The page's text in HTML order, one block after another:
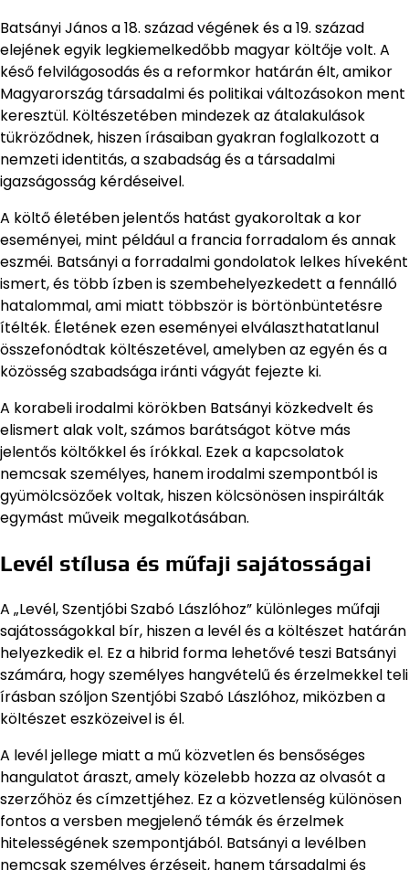
Batsányi János a 18. század végének és a 19. század
elejének egyik legkiemelkedőbb magyar költője volt. A
késő felvilágosodás és a reformkor határán élt, amikor
Magyarország társadalmi és politikai változásokon ment
keresztül. Költészetében mindezek az átalakulások
tükröződnek, hiszen írásaiban gyakran foglalkozott a
nemzeti identitás, a szabadság és a társadalmi
igazságosság kérdéseivel.
A költő életében jelentős hatást gyakoroltak a kor
eseményei, mint például a francia forradalom és annak
eszméi. Batsányi a forradalmi gondolatok lelkes híveként
ismert, és több ízben is szembehelyezkedett a fennálló
hatalommal, ami miatt többször is börtönbüntetésre
ítélték. Életének ezen eseményei elválaszthatatlanul
összefonódtak költészetével, amelyben az egyén és a
közösség szabadsága iránti vágyát fejezte ki.
A korabeli irodalmi körökben Batsányi közkedvelt és
elismert alak volt, számos barátságot kötve más
jelentős költőkkel és írókkal. Ezek a kapcsolatok
nemcsak személyes, hanem irodalmi szempontból is
gyümölcsözőek voltak, hiszen kölcsönösen inspirálták
egymást műveik megalkotásában.
Levél stílusa és műfaji sajátosságai
A „Levél, Szentjóbi Szabó Lászlóhoz” különleges műfaji
sajátosságokkal bír, hiszen a levél és a költészet határán
helyezkedik el. Ez a hibrid forma lehetővé teszi Batsányi
számára, hogy személyes hangvételű és érzelmekkel teli
írásban szóljon Szentjóbi Szabó Lászlóhoz, miközben a
költészet eszközeivel is él.
A levél jellege miatt a mű közvetlen és bensőséges
hangulatot áraszt, amely közelebb hozza az olvasót a
szerzőhöz és címzettjéhez. Ez a közvetlenség különösen
fontos a versben megjelenő témák és érzelmek
hitelességének szempontjából. Batsányi a levélben
nemcsak személyes érzéseit, hanem társadalmi és